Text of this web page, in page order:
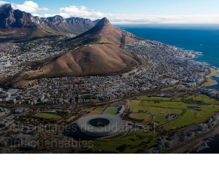
Destinos África
10 ciudades de Sudáfrica |
Indispensables